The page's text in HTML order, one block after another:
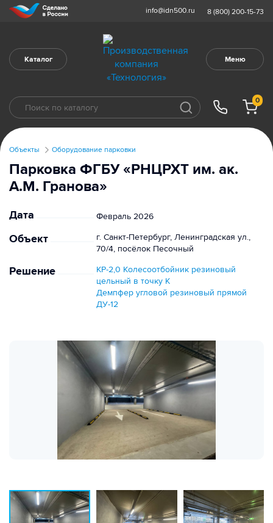
info@idn500.ru 8 (800) 200-15-73
Каталог Меню
0
Объекты Оборудование парковки
Парковка ФГБУ «РНЦРХТ им. ак.
А.М. Гранова»
Дата Февраль 2026
Объект
г. Санкт-Петербург, Ленинградская ул.,
70/4, посёлок Песочный
Решение
КР-2,0 Колесоотбойник резиновый
цельный в точку К
Демпфер угловой резиновый прямой
ДУ-12